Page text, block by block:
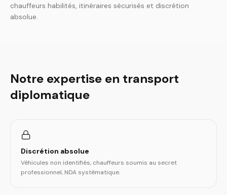
chauffeurs habilités, itinéraires sécurisés et discrétion
absolue.
Notre expertise en transport
diplomatique
Discrétion absolue
Véhicules non identifiés, chauffeurs soumis au secret
professionnel, NDA systématique.